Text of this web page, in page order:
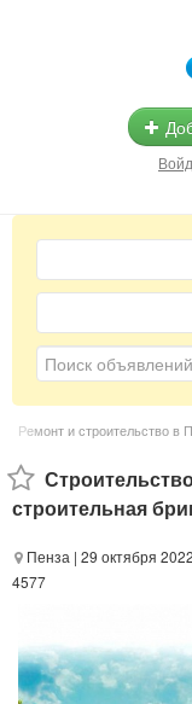
Ремонт и строительство в
строительная
Пенза | 29 октября
4577